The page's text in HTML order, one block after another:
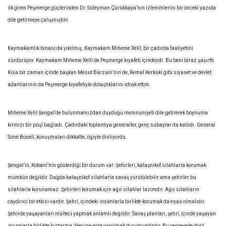
ilk giren Peşmerge güçlerinden Dr. Süleyman Çürükkaya’nın izlenimlerini bir önceki yazıda
dile getirmeye çalışmıştım.
Kaymakamlık binası da yıkılmış. Kaymakam Miheme Xelîl, bir çadırda faaliyetini
sürdürüyor. Kaymakam Miheme Xelîl de Peşmerge kıyafeti içindeydi. Bu beni biraz şaşırttı.
Kısa bir zaman içinde başkan Mesut Barzani’nin de, Kemal Kerkukî gibi siyaset ve devlet
adamlarının da Peşmerge kıyafetiyle dolaştıklarını idrak ettim.
Miheme Xelîl Şengal’de bulunmamızdan duyduğu memnuniyeti dile getirerek boynuma
kırmızı bir pûşî bağladı. Çadırdaki toplantıya generaller, genç subaylar da katıldı. General
Simê Boselî, konuşmaları dikkatle, ilgiyle dinliyordu.
Şengal’in, Kobanî’nin gösterdiği bir durum var: Şehirleri, kalaşnikof silahlarla korumak
mümkün değildir. Dağda kalaşnikof silahlarla savaş yürütülebilir ama şehirler bu
silahlarla korunamaz. Şehirleri korumak için ağır silahlar lazımdır. Ağır silahların
caydırıcı bir etkisi vardır. Şehri, içindeki insanlarla birlikte korumak da esas olmalıdır.
Şehirde yaşayanları mülteci yapmak anlamlı değildir. Savaş planları, şehri, içinde yaşayan